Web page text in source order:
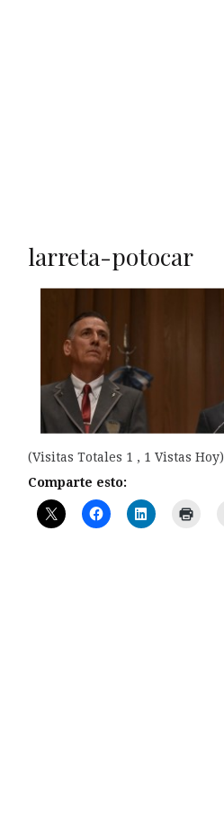
larreta-potocar
(Visitas Totales 1 , 1 Vistas Hoy)
Comparte esto: